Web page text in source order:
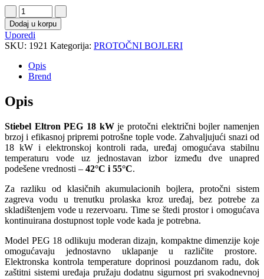
Dodaj u korpu
Uporedi
SKU: 1921 Kategorija: PROTOČNI BOJLERI
Opis
Brend
Opis
Stiebel Eltron PEG 18 kWje protočni električni bojler namenjen
brzoj i efikasnoj pripremi potrošne tople vode. Zahvaljujući snazi od
18 kW i elektronskoj kontroli rada, uređaj omogućava stabilnu
temperaturu vode uz jednostavan izbor između dve unapred
podešene vrednosti – 42°C i 55°C.
Za razliku od klasičnih akumulacionih bojlera, protočni sistem
zagreva vodu u trenutku prolaska kroz uređaj, bez potrebe za
skladištenjem vode u rezervoaru. Time se štedi prostor i omogućava
kontinuirana dostupnost tople vode kada je potrebna.
Model PEG 18 odlikuju moderan dizajn, kompaktne dimenzije koje
omogućavaju jednostavno uklapanje u različite prostore.
Elektronska kontrola temperature doprinosi pouzdanom radu, dok
zaštitni sistemi uređaja pružaju dodatnu sigurnost pri svakodnevnoj